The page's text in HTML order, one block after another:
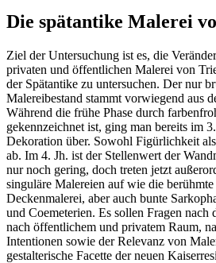
Die spätantike Malerei
Ziel der Untersuchung ist es, die
privaten und öffentlichen Malerei von
der Spätantike zu untersuchen. Der nur
Malereibestand stammt vorwiegend aus
Während die frühe Phase durch
gekennzeichnet ist, ging man bereits im
Dekoration über. Sowohl Figürlichkeit
ab. Im 4. Jh. ist der Stellenwert der
nur noch gering, doch treten jetzt
singuläre Malereien auf wie die
Deckenmalerei, aber auch bunte
und Coemeterien. Es sollen Fragen
nach öffentlichem und privatem Raum,
Intentionen sowie der Relevanz von
gestalterische Facette der neuen